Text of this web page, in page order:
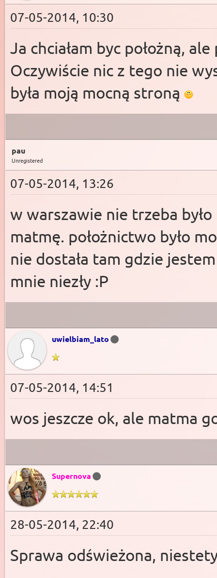
07-05-2014, 10:30
Ja chciałam byc położną,
Oczywiście nic z tego nie
była moją mocną stroną
pau
Unregistered
07-05-2014, 13:26
w warszawie nie trzeba
matmę. położnictwo było
nie dostała tam gdzie
mnie niezły :P
uwielbiam_lato
07-05-2014, 14:51
wos jeszcze ok, ale matma
Supernova
28-05-2014, 22:40
Sprawa odświeżona,